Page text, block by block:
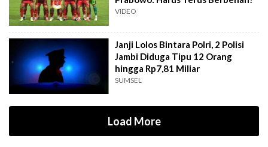
VIDEO
Janji Lolos Bintara Polri, 2 Polisi
Jambi Diduga Tipu 12 Orang
hingga Rp7,81 Miliar
SUMSEL
Load More